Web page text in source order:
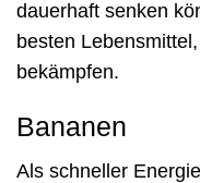
dauerhaft senken
besten
bekämpfen.
Bananen
Als schneller